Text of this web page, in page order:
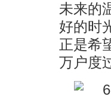
未来的
好的时
正是希
万户度